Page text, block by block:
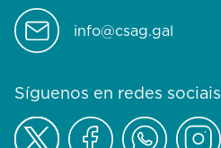
info@csag.gal
Síguenos en redes sociais